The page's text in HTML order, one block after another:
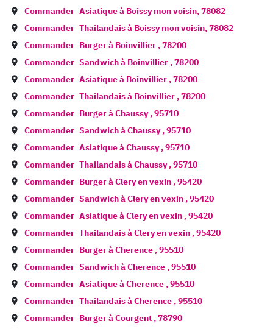
Commander Asiatique à Boissy mon voisin,78082
Commander Thailandais à Boissy mon voisin,78082
Commander Burger à Boinvillier ,78200
Commander Sandwich à Boinvillier ,78200
Commander Asiatique à Boinvillier ,78200
Commander Thailandais à Boinvillier ,78200
Commander Burger àChaussy,95710
Commander Sandwich àChaussy,95710
Commander Asiatique àChaussy,95710
Commander Thailandais àChaussy,95710
Commander Burger àClery en vexin ,95420
Commander Sandwich àClery en vexin ,95420
Commander Asiatique àClery en vexin ,95420
Commander Thailandais àClery en vexin ,95420
Commander Burger àCherence ,95510
Commander Sandwich àCherence ,95510
Commander Asiatique àCherence ,95510
Commander Thailandais àCherence ,95510
Commander Burger àCourgent ,78790